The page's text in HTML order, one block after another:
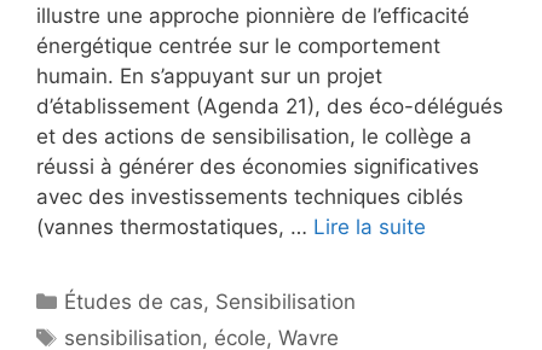
illustre une approche pionnière de l’efficacité
énergétique centrée sur le comportement
humain. En s’appuyant sur un projet
d’établissement (Agenda 21), des éco-délégués
et des actions de sensibilisation, le collège a
réussi à générer des économies significatives
avec des investissements techniques ciblés
(vannes thermostatiques, … Lire la suite
Catégories
Études de cas, Sensibilisation
Étiquettes
sensibilisation, école,Wavre